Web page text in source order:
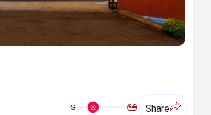
ಅ ಅ Share